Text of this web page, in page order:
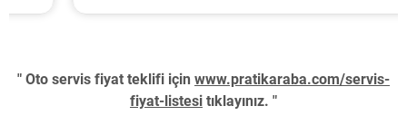
" Oto servis fiyat teklifi için www.pratikaraba.com/servis-
fiyat-listesi tıklayınız. "